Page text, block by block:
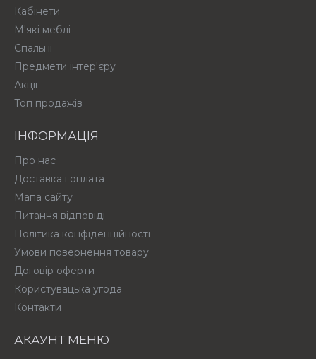
Кабінети
М'які меблі
Спальні
Предмети інтер'єру
Акції
Топ продажів
ІНФОРМАЦІЯ
Про нас
Доставка і оплата
Мапа сайту
Питання відповіді
Політика конфіденційності
Умови повернення товару
Договір оферти
Користувацька угода
Контакти
АКАУНТ МЕНЮ